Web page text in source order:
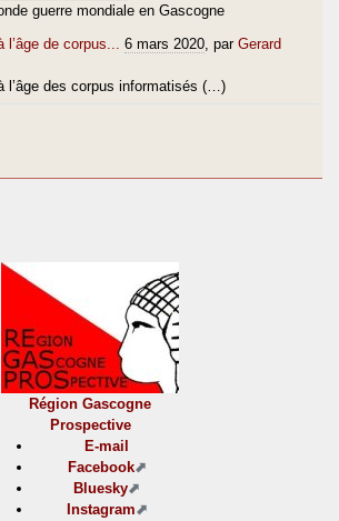
guerre mondiale en Gascogne
de corpus...
6 mars 2020 , par Gerard
l’âge des corpus informatisés (…)
Région Gascogne
Prospective
E-mail
Facebook
Bluesky
Instagram